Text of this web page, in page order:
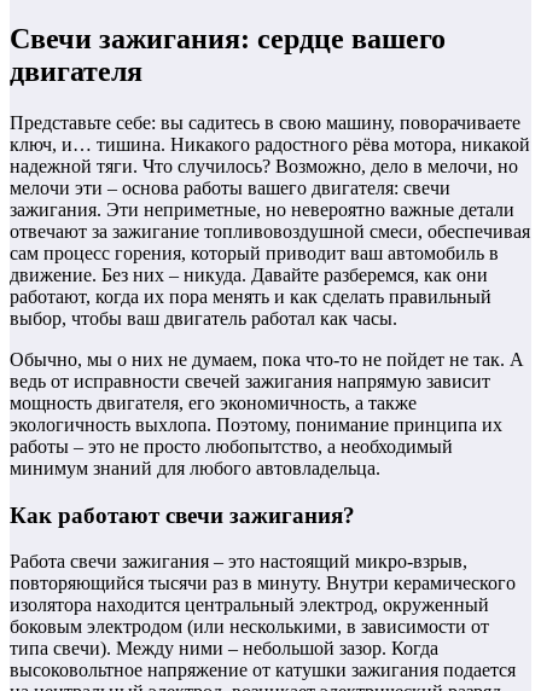
Свечи зажигания: сердце вашего
двигателя
Представьте себе: вы садитесь в свою машину, поворачиваете
ключ, и… тишина. Никакого радостного рёва мотора, никакой
надежной тяги. Что случилось? Возможно, дело в мелочи, но
мелочи эти – основа работы вашего двигателя: свечи
зажигания. Эти неприметные, но невероятно важные детали
отвечают за зажигание топливовоздушной смеси, обеспечивая
сам процесс горения, который приводит ваш автомобиль в
движение. Без них – никуда. Давайте разберемся, как они
работают, когда их пора менять и как сделать правильный
выбор, чтобы ваш двигатель работал как часы.
Обычно, мы о них не думаем, пока что-то не пойдет не так. А
ведь от исправности свечей зажигания напрямую зависит
мощность двигателя, его экономичность, а также
экологичность выхлопа. Поэтому, понимание принципа их
работы – это не просто любопытство, а необходимый
минимум знаний для любого автовладельца.
Как работают свечи зажигания?
Работа свечи зажигания – это настоящий микро-взрыв,
повторяющийся тысячи раз в минуту. Внутри керамического
изолятора находится центральный электрод, окруженный
боковым электродом (или несколькими, в зависимости от
типа свечи). Между ними – небольшой зазор. Когда
высоковольтное напряжение от катушки зажигания подается